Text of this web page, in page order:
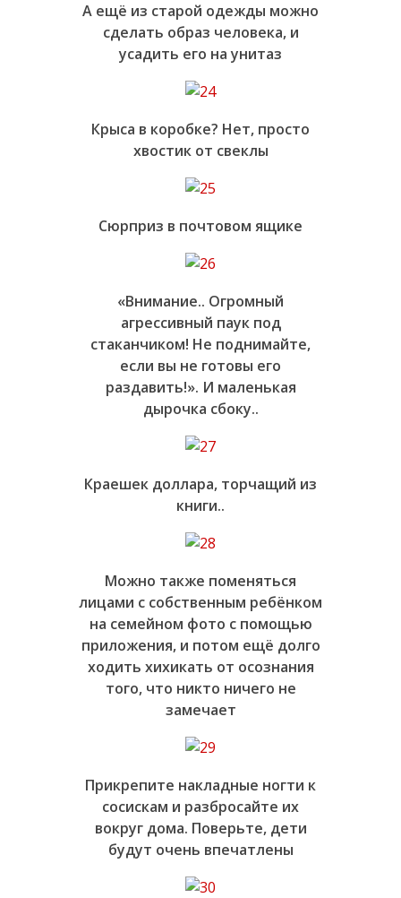
А ещё из старой одежды можно
сделать образ человека, и
усадить его на унитаз
Крыса в коробке? Нет, просто
хвостик от свеклы
Сюрприз в почтовом ящике
«Внимание.. Огромный
агрессивный паук под
стаканчиком! Не поднимайте,
если вы не готовы его
раздавить!». И маленькая
дырочка сбоку..
Краешек доллара, торчащий из
книги..
Можно также поменяться
лицами с собственным ребёнком
на семейном фото с помощью
приложения, и потом ещё долго
ходить хихикать от осознания
того, что никто ничего не
замечает
Прикрепите накладные ногти к
сосискам и разбросайте их
вокруг дома. Поверьте, дети
будут очень впечатлены